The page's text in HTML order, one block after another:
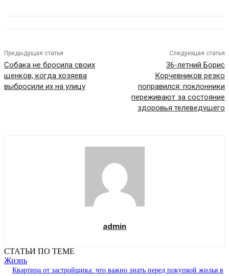
Предыдущая статья
Собака не бросила своих
щенков, когда хозяева
выбросили их на улицу
Следующая статья
36-летний Борис
Корчевников резко
поправился: поклонники
переживают за состояние
здоровья телеведущего
admin
СТАТЬИ ПО ТЕМЕ
Жизнь
Квартира от застройщика: что важно знать перед покупкой жилья в